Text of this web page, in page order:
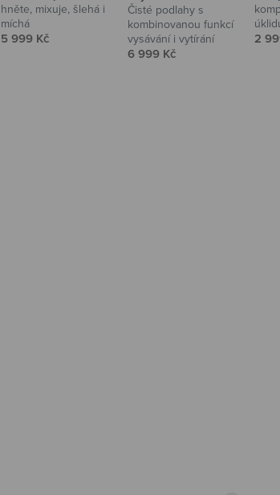
hněte, mixuje, šlehá i
míchá
Prodejní cena
5 999 Kč
Čisté podlahy s
kombinovanou funkcí
vysávání i vytírání
Prodejní cena
6 999 Kč
2